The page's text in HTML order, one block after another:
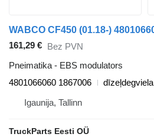
161,29 € Bez PVN
Pneimatika - EBS modulators
4801066060 1867006
dīzeļdegviela
Igaunija, Tallinn
TruckParts Eesti OÜ